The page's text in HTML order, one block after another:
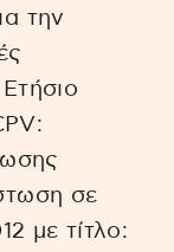
την
σε
με τίτλο: